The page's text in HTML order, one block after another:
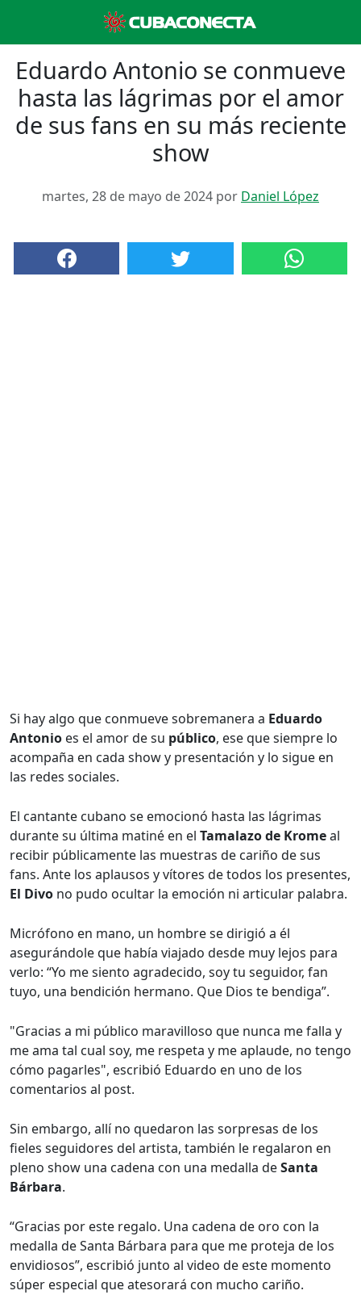
Eduardo Antonio se conmueve
hasta las lágrimas por el amor
de sus fans en su más reciente
show
martes, 28 de mayo de 2024 por Daniel López
Si hay algo que conmueve sobremanera a Eduardo
Antonio es el amor de su público, ese que siempre lo
acompaña en cada show y presentación y lo sigue en
las redes sociales.
El cantante cubano se emocionó hasta las lágrimas
durante su última matiné en el Tamalazo de Kromeal
recibir públicamente las muestras de cariño de sus
fans. Ante los aplausos y vítores de todos los presentes,
El Divo no pudo ocultar la emoción ni articular palabra.
Micrófono en mano, un hombre se dirigió a él
asegurándole que había viajado desde muy lejos para
verlo: “Yo me siento agradecido, soy tu seguidor, fan
tuyo, una bendición hermano. Que Dios te bendiga”.
"Gracias a mi público maravilloso que nunca me falla y
me ama tal cual soy, me respeta y me aplaude, no tengo
cómo pagarles", escribió Eduardo en uno de los
comentarios al post.
Sin embargo, allí no quedaron las sorpresas de los
fieles seguidores del artista, también le regalaron en
pleno show una cadena con una medalla deSanta
Bárbara.
“Gracias por este regalo. Una cadena de oro con la
medalla de Santa Bárbara para que me proteja de los
envidiosos”, escribió junto al video de este momento
súper especial que atesorará con mucho cariño.